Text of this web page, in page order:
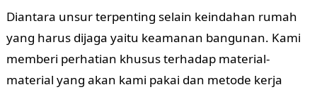
Diantara unsur terpenting selain keindahan rumah
yang harus dijaga yaitu keamanan bangunan. Kami
memberi perhatian khusus terhadap material-
material yang akan kami pakai dan metode kerja